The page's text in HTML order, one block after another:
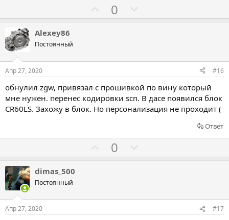
о
с
в
а
т
а
0
о
с
в
а
т
р
о
Alexey86
Постоянный
Апр 27, 2020 #16
обнулил zgw, привязал с прошивкой по вину который
мне нужен. перенес кодировки scn. В дасе появился блок
CR60LS. Захожу в блок. Но персонализация не проходит (
Ответ
о
с
0
о
с
dimas_500
Постоянный
Апр 27, 2020 #17